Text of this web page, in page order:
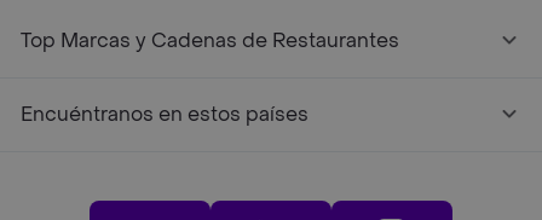
Top Marcas y Cadenas de Restaurantes
Encuéntranos en estos países